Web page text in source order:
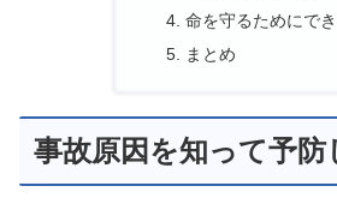
命を守るためにで
まとめ
事故原因を知って予防